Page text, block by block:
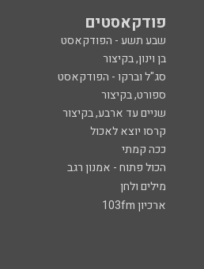
פודקאסטים
שבע תשע - הפודקאסט
בן וינון, בקיצור
סג"ל וברקו - הפודקאסט
ספורט, בקיצור
שניים עד ארבע, בקיצור
קרסו יוצא לאכול
ככה קמתי
הכול פתוח - אמנון רגב
מילים ולחן
ארכיון 103fm